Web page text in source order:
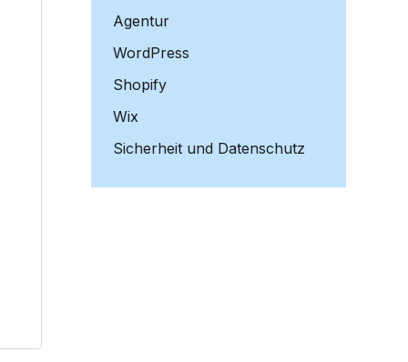
Agentur
WordPress
Shopify
Wix
Sicherheit und Datenschutz